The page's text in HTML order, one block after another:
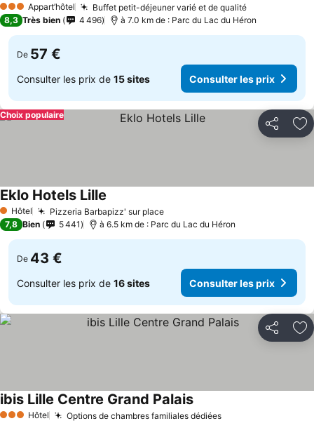
3 ÉtoilesAppart’hôtel Buffet petit-déjeuner varié et de qualité
8,3 Très bien 4 496 à 7.0 km de : Parc du Lac du Héron
De 57 €
Consulter les prix de 15 sites Consulter les prix
Partager
Choix populaire
1 Étoiles
Hôtel Pizzeria Barbapizz' sur place
Eklo Hotels Lille
7,8 Bien 5 441 à 6.5 km de : Parc du Lac du Héron
De 43 €
Consulter les prix de 16 sites Consulter les prix
Partager
Hôtel Options de chambres familiales dédiées
ibis Lille Centre Grand Palais